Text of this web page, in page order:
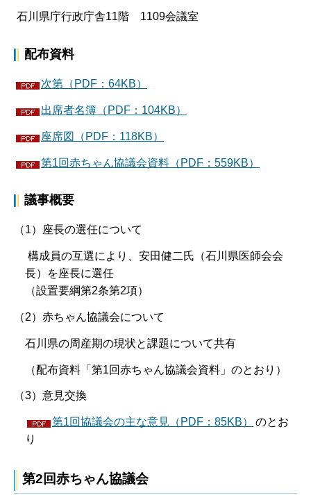
石川県庁行政庁舎11階 1109会議室
配布資料
次第（PDF：64KB）
出席者名簿（PDF：104KB）
座席図（PDF：118KB）
第1回赤ちゃん協議会資料（PDF：559KB）
議事概要
（1）座長の選任について
構成員の互選により、安田健二氏（石川県医師会会
長）を座長に選任
（設置要綱第2条第2項）
（2）赤ちゃん協議会について
石川県の周産期の現状と課題について共有
（配布資料「第1回赤ちゃん協議会資料」のとおり）
（3）意見交換
第1回協議会の主な意見（PDF：85KB）
のとお
り
第2回赤ちゃん協議会